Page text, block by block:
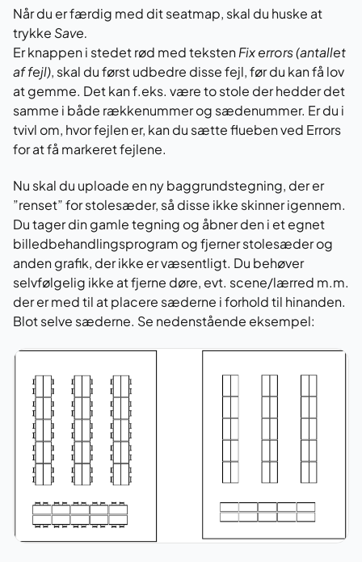
Når du er færdig med dit seatmap, skal du huske at
trykkeSave.
Er knappen i stedet rød med tekstenFix errors (antallet
af fejl), skal du først udbedre disse fejl, før du kan få lov
at gemme. Det kan f.eks. være to stole der hedder det
samme i både rækkenummer og sædenummer. Er du i
tvivl om, hvor fejlen er, kan du sætte flueben ved Errors
for at få markeret fejlene.
Nu skal du uploade en ny baggrundstegning, der er
”renset” for stolesæder, så disse ikke skinner igennem.
Du tager din gamle tegning og åbner den i et egnet
billedbehandlingsprogram og fjerner stolesæder og
anden grafik, der ikke er væsentligt. Du behøver
selvfølgelig ikke at fjerne døre, evt. scene/lærred m.m.
der er med til at placere sæderne i forhold til hinanden.
Blot selve sæderne. Se nedenstående eksempel: